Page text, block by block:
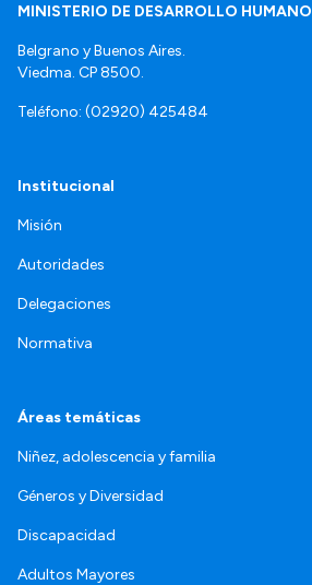
MINISTERIO DE DESARROLLO HUMANO
Belgrano y Buenos Aires.
Viedma. CP 8500.
Teléfono: (02920) 425484
Institucional
Misión
Autoridades
Delegaciones
Normativa
Áreas temáticas
Niñez, adolescencia y familia
Géneros y Diversidad
Discapacidad
Adultos Mayores